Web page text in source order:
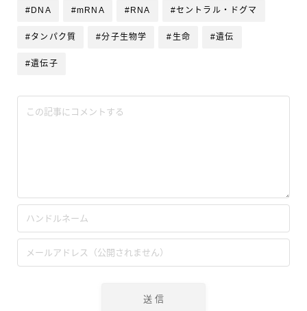
#DNA #mRNA #RNA #セントラル・ドグマ
#タンパク質 #分子生物学 #生命 #遺伝
#遺伝子